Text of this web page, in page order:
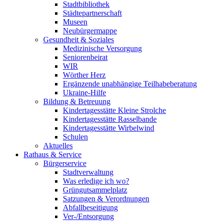
Stadtbibliothek
Städtepartnerschaft
Museen
Neubürgermappe
Gesundheit & Soziales
Medizinische Versorgung
Seniorenbeirat
WIR
Wörther Herz
Ergänzende unabhängige Teilhabeberatung
Ukraine-Hilfe
Bildung & Betreuung
Kindertagesstätte Kleine Strolche
Kindertagesstätte Rasselbande
Kindertagesstätte Wirbelwind
Schulen
Aktuelles
Rathaus & Service
Bürgerservice
Stadtverwaltung
Was erledige ich wo?
Grüngutsammelplatz
Satzungen & Verordnungen
Abfallbeseitigung
Ver-/Entsorgung